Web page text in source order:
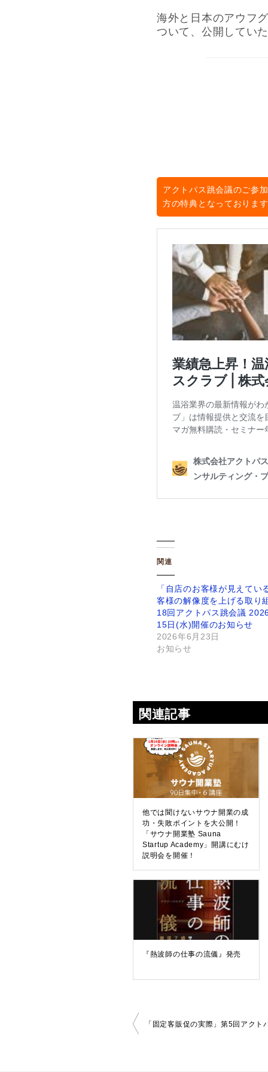
海外と日本のアウフ
ついて、公開していた
アクトパス跳会議のご参
方の特典となっておりま
関連
「自店のお客様が見えてい
客様の解像度を上げる取り
18回アクトパス跳会議
15日(水)開催のお知らせ
2026年6月23日
お知らせ
関連記事
他では聞けないサウナ開業の成
功・失敗ポイントを大公開！
「サウナ開業塾 Sauna
Startup Academy」開講にむけ
説明会を開催！
『熱波師の仕事の流儀』発売
投
稿
「固定客販促の実際」第5回アク